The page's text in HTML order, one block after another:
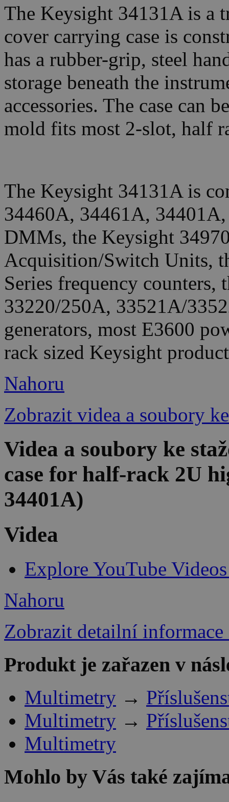
The Keysight 34131A is a
cover carrying case is
has a rubber-grip, steel
storage beneath the
accessories. The case can
mold fits most 2-slot, half
The Keysight 34131A is
34460A, 34461A,
DMMs, the Keysight
Acquisition/Switch Units,
Series frequency
33220/250A, 33521A/
generators, most E3600
rack sized Keysight
Nahoru
Zobrazit videa a soubory
Videa a soubory ke
case for half-rack 2U
34401A)
Videa
Explore YouTube
Nahoru
Zobrazit detailní informace
Produkt je zařazen v
Multimetry →
Multimetry →
Multimetry
Mohlo by Vás také